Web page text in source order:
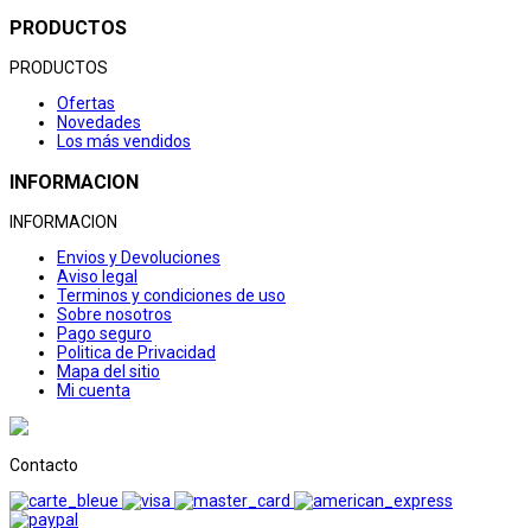
PRODUCTOS
PRODUCTOS
Ofertas
Novedades
Los más vendidos
INFORMACION
INFORMACION
Envios y Devoluciones
Aviso legal
Terminos y condiciones de uso
Sobre nosotros
Pago seguro
Politica de Privacidad
Mapa del sitio
Mi cuenta
Contacto